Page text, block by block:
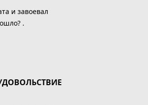
и завоевал
.